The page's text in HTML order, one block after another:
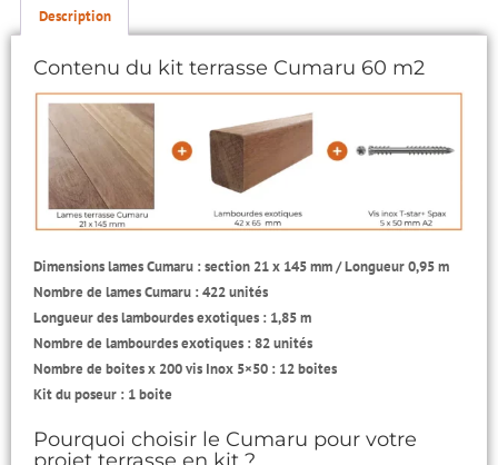
Description
Contenu du kit terrasse Cumaru 60 m2
Dimensions lames Cumaru : section 21 x 145 mm / Longueur 0,95 m
Nombre de lames Cumaru : 422 unités
Longueur des lambourdes exotiques : 1,85 m
Nombre de lambourdes exotiques : 82 unités
Nombre de boites x 200 vis Inox 5×50 : 12 boites
Kit du poseur : 1 boite
Pourquoi choisir le Cumaru pour votre
projet terrasse en kit ?